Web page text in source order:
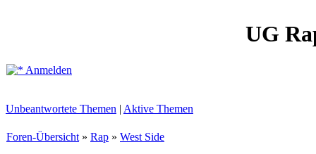
UG
Anmelden
Unbeantwortete Themen | Aktive Themen
Foren-Übersicht » Rap » West Side